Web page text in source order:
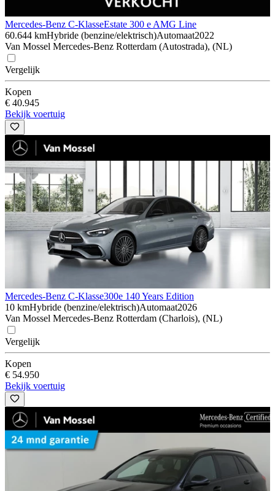
Mercedes-Benz C-KlasseEstate 300 e AMG Line
60.644 kmHybride (benzine/elektrisch)Automaat2022
Van Mossel Mercedes-Benz Rotterdam (Autostrada), (NL)
Vergelijk
Kopen
€ 40.945
Bekijk voertuig
Mercedes-Benz C-Klasse300e 140 Years Edition
10 kmHybride (benzine/elektrisch)Automaat2026
Van Mossel Mercedes-Benz Rotterdam (Charlois), (NL)
Vergelijk
Kopen
€ 54.950
Bekijk voertuig